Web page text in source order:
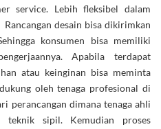
service. Lebih fleksibel dalam
desain bisa dikirimkan
konsumen bisa memiliki
Apabila terdapat
atau keinginan bisa meminta
oleh tenaga profesional di
perancangan dimana tenaga ahli
sipil. Kemudian proses